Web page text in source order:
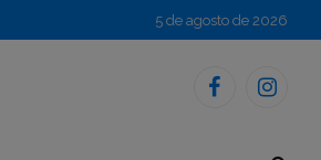
5 de agosto de 2026
Facebook